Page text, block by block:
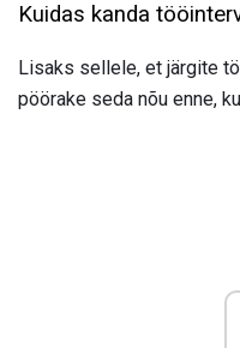
Kuidas kanda
Lisaks sellele, et järgite
pöörake seda nõu enne,